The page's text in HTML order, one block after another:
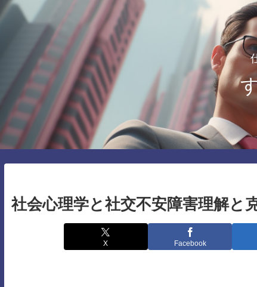
社会心理学と社交不安障害理解と
X Facebook